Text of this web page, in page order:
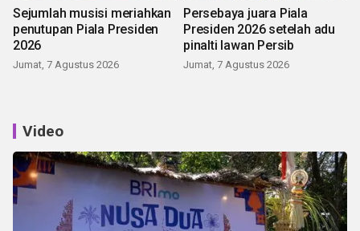
Sejumlah musisi meriahkan
penutupan Piala Presiden
2026
Jumat, 7 Agustus 2026
Persebaya juara Piala
Presiden 2026 setelah adu
pinalti lawan Persib
Jumat, 7 Agustus 2026
Video